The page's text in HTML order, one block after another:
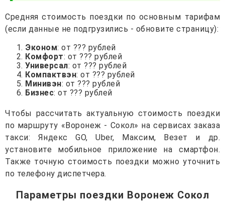
Средняя стоимость поездки по основным тарифам
(если данные не подгрузились - обновите страницу):
Эконом: от ??? рублей
Комфорт: от ??? рублей
Универсал: от ??? рублей
Компактвэн: от ??? рублей
Минивэн: от ??? рублей
Бизнес: от ??? рублей
Чтобы рассчитать актуальную стоимость поездки
по маршруту «Воронеж - Сокол» на сервисах заказа
такси: Яндекс GO, Uber, Максим, Везет и др.
установите мобильное приложение на смартфон.
Также точную стоимость поездки можно уточнить
по телефону диспетчера.
Параметры поездки Воронеж Сокол